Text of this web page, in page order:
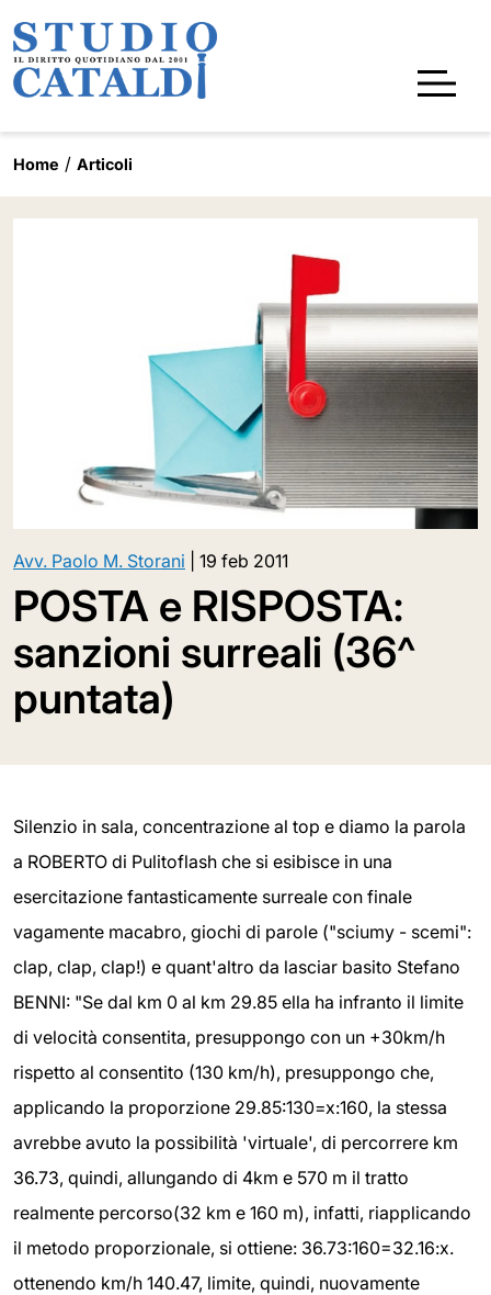
Home Articoli
Avv. Paolo M. Storani 19 feb 2011
POSTA e RISPOSTA:
sanzioni surreali (36^
puntata)
Silenzio in sala, concentrazione al top e diamo la parola
a ROBERTO di Pulitoflash che si esibisce in una
esercitazione fantasticamente surreale con finale
vagamente macabro, giochi di parole ("sciumy - scemi":
clap, clap, clap!) e quant'altro da lasciar basito Stefano
BENNI: "Se dal km 0 al km 29.85 ella ha infranto il limite
di velocità consentita, presuppongo con un +30km/h
rispetto al consentito (130 km/h), presuppongo che,
applicando la proporzione 29.85:130=x:160, la stessa
avrebbe avuto la possibilità 'virtuale', di percorrere km
36.73, quindi, allungando di 4km e 570 m il tratto
realmente percorso(32 km e 160 m), infatti, riapplicando
il metodo proporzionale, si ottiene: 36.73:160=32.16:x.
ottenendo km/h 140.47, limite, quindi, nuovamente